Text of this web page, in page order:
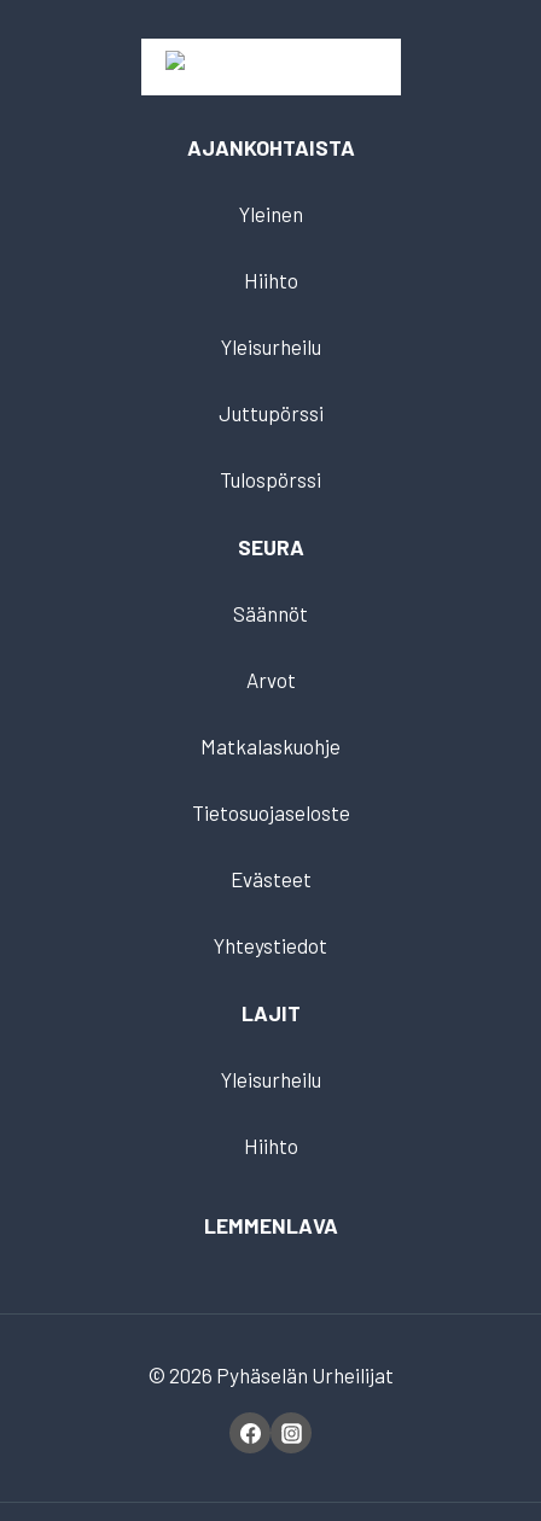
AJANKOHTAISTA
Yleinen
Hiihto
Yleisurheilu
Juttupörssi
Tulospörssi
SEURA
Säännöt
Arvot
Matkalaskuohje
Tietosuojaseloste
Evästeet
Yhteystiedot
LAJIT
Yleisurheilu
Hiihto
LEMMENLAVA
© 2026 Pyhäselän Urheilijat